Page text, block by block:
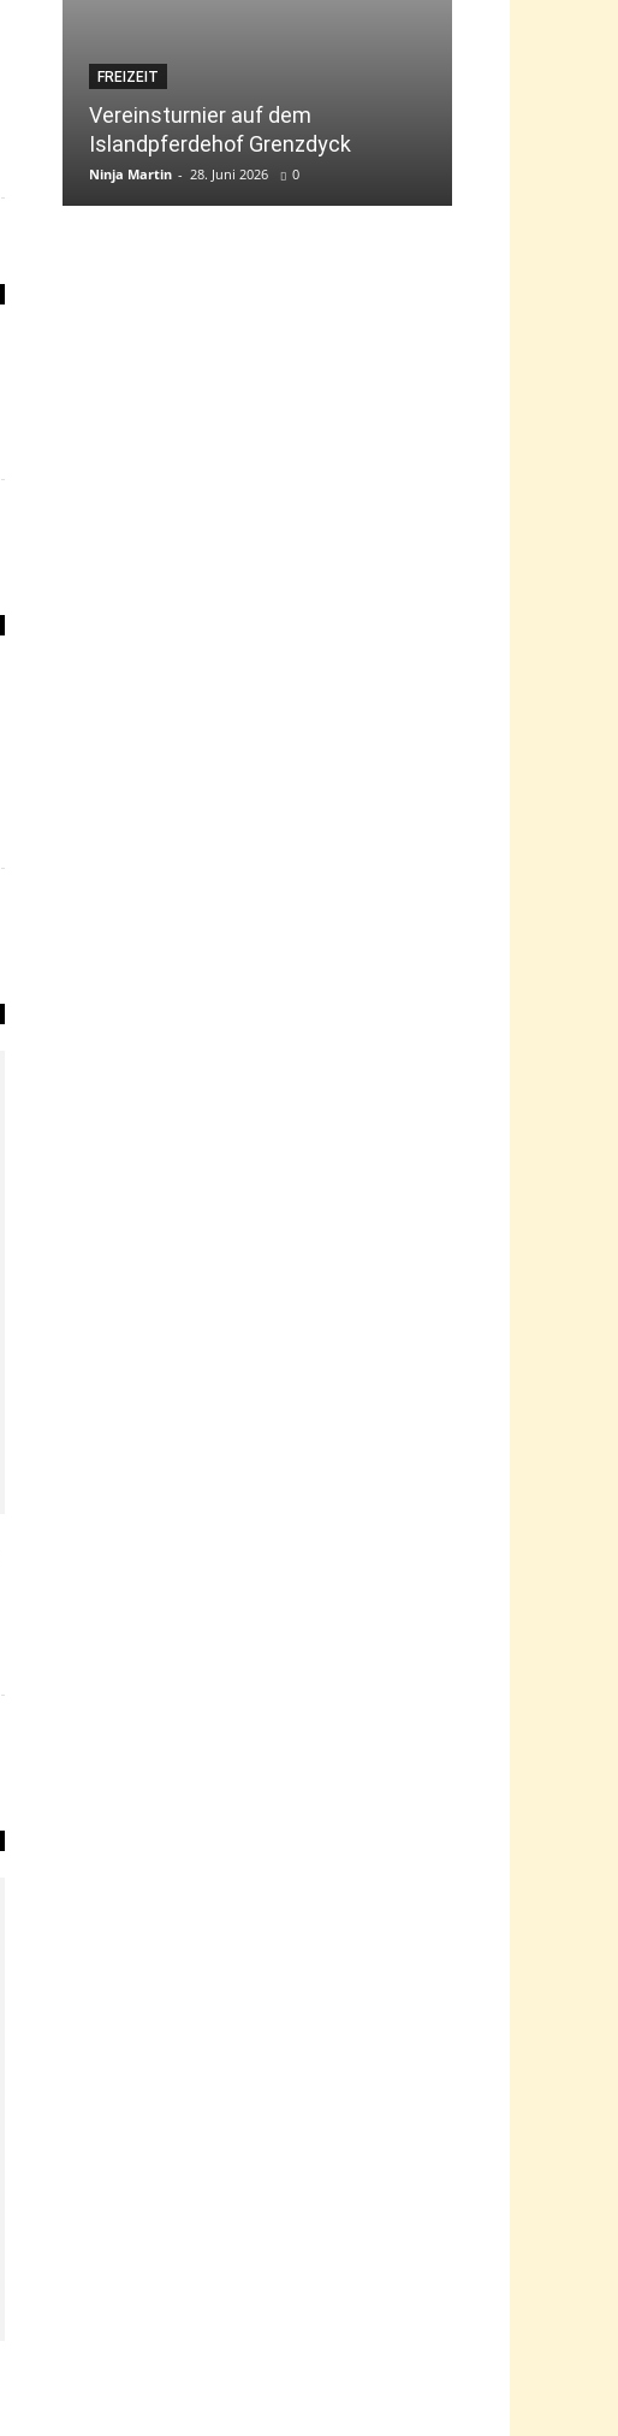
FREIZEIT
Vereinsturnier auf dem
Islandpferdehof Grenzdyck
Ninja Martin - 28. Juni 2026 0